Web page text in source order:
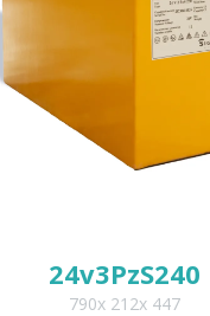
24v3PzS240
790x 212x 447